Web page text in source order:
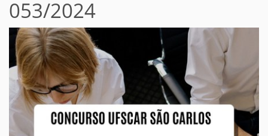
053/2024